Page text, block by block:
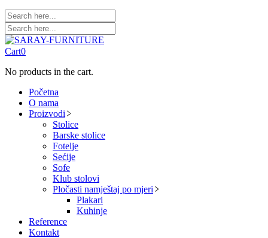
Cart0
No products in the cart.
Početna
O nama
Proizvodi
Stolice
Barske stolice
Fotelje
Sećije
Sofe
Klub stolovi
Pločasti namještaj po mjeri
Plakari
Kuhinje
Reference
Kontakt